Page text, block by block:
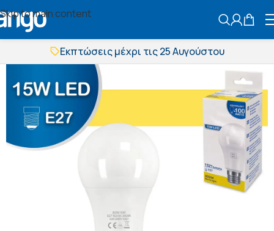
Skip to main content
Εκπτώσεις μέχρι τις 25 Αυγούστου
Δωρεάν μεταφορικά
BOXNOW αποστολή
Άμεση παράδοση
Εκπτώσεις μέχρι τις 25 Αυγούστου
Δωρεάν μεταφορικά
BOXNOW αποστολή